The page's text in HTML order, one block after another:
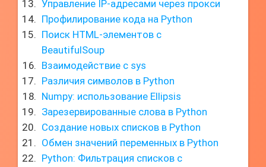
Управление IP-адресами через прокси
Профилирование кода на Python
Поиск HTML-элементов с
BeautifulSoup
Взаимодействие с sys
Различия символов в Python
Numpy: использование Ellipsis
Зарезервированные слова в Python
Создание новых списков в Python
Обмен значений переменных в Python
Python: Фильтрация списков с